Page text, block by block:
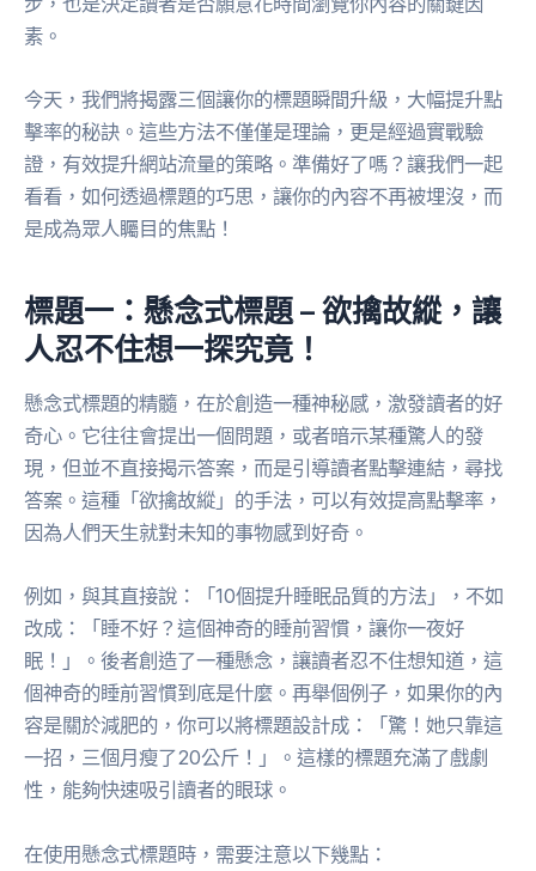
素。
今天，我們將揭露三個讓你的標題瞬間升級，大幅提升點
擊率的秘訣。這些方法不僅僅是理論，更是經過實戰驗
證，有效提升網站流量的策略。準備好了嗎？讓我們一起
看看，如何透過標題的巧思，讓你的內容不再被埋沒，而
是成為眾人矚目的焦點！
標題一：懸念式標題 – 欲擒故縱，讓
人忍不住想一探究竟！
懸念式標題的精髓，在於創造一種神秘感，激發讀者的好
奇心。它往往會提出一個問題，或者暗示某種驚人的發
現，但並不直接揭示答案，而是引導讀者點擊連結，尋找
答案。這種「欲擒故縱」的手法，可以有效提高點擊率，
因為人們天生就對未知的事物感到好奇。
例如，與其直接說：「10個提升睡眠品質的方法」，不如
改成：「睡不好？這個神奇的睡前習慣，讓你一夜好
眠！」。後者創造了一種懸念，讓讀者忍不住想知道，這
個神奇的睡前習慣到底是什麼。再舉個例子，如果你的內
容是關於減肥的，你可以將標題設計成：「驚！她只靠這
一招，三個月瘦了20公斤！」。這樣的標題充滿了戲劇
性，能夠快速吸引讀者的眼球。
在使用懸念式標題時，需要注意以下幾點：